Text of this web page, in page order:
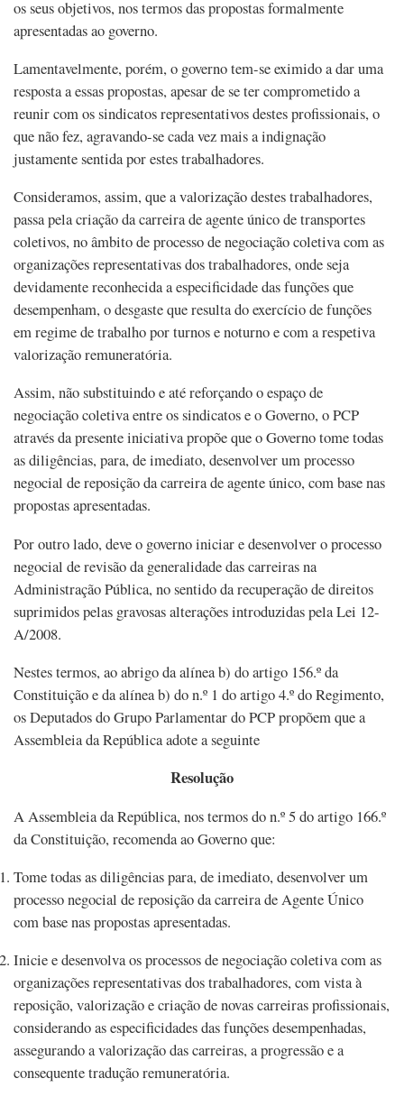
os seus objetivos, nos termos das propostas formalmente
apresentadas ao governo.
Lamentavelmente, porém, o governo tem-se eximido a dar uma
resposta a essas propostas, apesar de se ter comprometido a
reunir com os sindicatos representativos destes profissionais, o
que não fez, agravando-se cada vez mais a indignação
justamente sentida por estes trabalhadores.
Consideramos, assim, que a valorização destes trabalhadores,
passa pela criação da carreira de agente único de transportes
coletivos, no âmbito de processo de negociação coletiva com as
organizações representativas dos trabalhadores, onde seja
devidamente reconhecida a especificidade das funções que
desempenham, o desgaste que resulta do exercício de funções
em regime de trabalho por turnos e noturno e com a respetiva
valorização remuneratória.
Assim, não substituindo e até reforçando o espaço de
negociação coletiva entre os sindicatos e o Governo, o PCP
através da presente iniciativa propõe que o Governo tome todas
as diligências, para, de imediato, desenvolver um processo
negocial de reposição da carreira de agente único, com base nas
propostas apresentadas.
Por outro lado, deve o governo iniciar e desenvolver o processo
negocial de revisão da generalidade das carreiras na
Administração Pública, no sentido da recuperação de direitos
suprimidos pelas gravosas alterações introduzidas pela Lei 12-
A/2008.
Nestes termos, ao abrigo da alínea b) do artigo 156.º da
Constituição e da alínea b) do n.º 1 do artigo 4.º do Regimento,
os Deputados do Grupo Parlamentar do PCP propõem que a
Assembleia da República adote a seguinte
Resolução
A Assembleia da República, nos termos do n.º 5 do artigo 166.º
da Constituição, recomenda ao Governo que:
Tome todas as diligências para, de imediato, desenvolver um
processo negocial de reposição da carreira de Agente Único
com base nas propostas apresentadas.
Inicie e desenvolva os processos de negociação coletiva com as
organizações representativas dos trabalhadores, com vista à
reposição, valorização e criação de novas carreiras profissionais,
considerando as especificidades das funções desempenhadas,
assegurando a valorização das carreiras, a progressão e a
consequente tradução remuneratória.